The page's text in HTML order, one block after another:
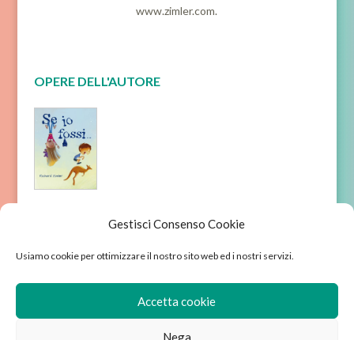
Gestisci Consenso Cookie
Usiamo cookie per ottimizzare il nostro sito web ed i nostri servizi.
Accetta cookie
Nega
www.zimler.com.
OPERE DELL'AUTORE